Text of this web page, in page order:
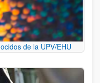
de la UPV/EHU